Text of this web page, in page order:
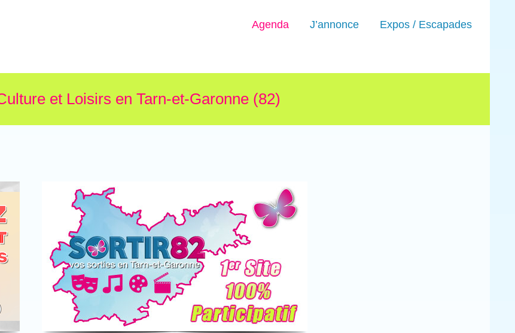
Agenda J’annonce Expos / Escapades
et Loisirs en Tarn-et-Garonne (82)